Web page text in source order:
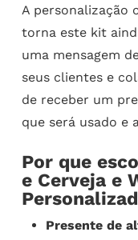
A personalização
torna este kit
uma mensagem
seus clientes e
de receber um
que será usado e
Por que
e Cerveja e
Presente de